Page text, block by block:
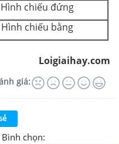
Hình chiếu đứng
Hình chiếu bằng
Loigiaihay.com
giá:
Bình chọn: